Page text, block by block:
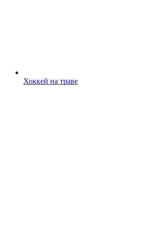
Хоккей на траве